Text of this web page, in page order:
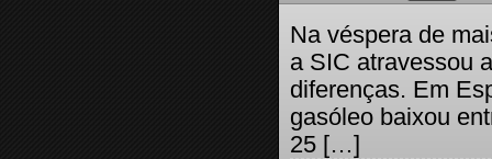
Na véspera de
a SIC atravessou
diferenças. Em
gasóleo baixou
25 […]